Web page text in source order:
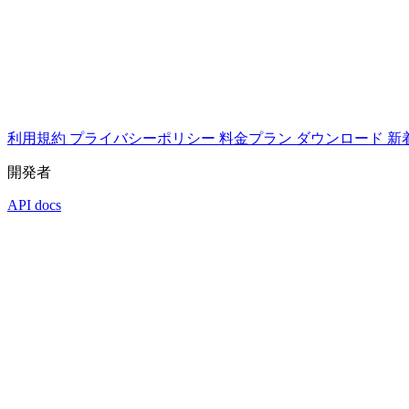
利用規約 プライバシーポリシー 料金プラン ダウンロード 新
開発者
API docs